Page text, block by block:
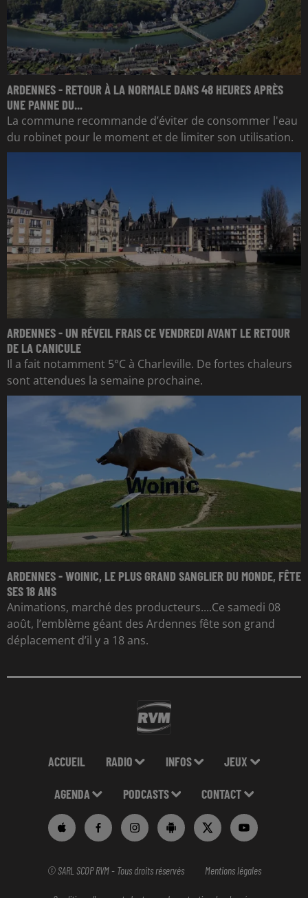
ARDENNES - RETOUR À LA NORMALE DANS 48 HEURES APRÈS
UNE PANNE DU...
La commune recommande d’éviter de consommer l'eau
du robinet pour le moment et de limiter son utilisation.
ARDENNES - UN RÉVEIL FRAIS CE VENDREDI AVANT LE RETOUR
DE LA CANICULE
Il a fait notamment 5°C à Charleville. De fortes chaleurs
sont attendues la semaine prochaine.
ARDENNES - WOINIC, LE PLUS GRAND SANGLIER DU MONDE, FÊTE
SES 18 ANS
Animations, marché des producteurs....Ce samedi 08
août, l’emblème géant des Ardennes fête son grand
déplacement d’il y a 18 ans.
ACCUEIL RADIO INFOS JEUX
AGENDA PODCASTS CONTACT
© SARL SCOP RVM - Tous droits réservés Mentions légales